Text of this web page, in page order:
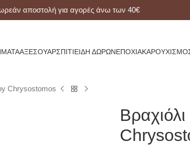
αποστολή για αγορές άνω των 40€
ΑΞΕΣΟΥΆΡΣΠΊΤΙΕΊΔΗ ΔΏΡΩΝΕΠΟΧΙΑΚΆ
Chrysostomos